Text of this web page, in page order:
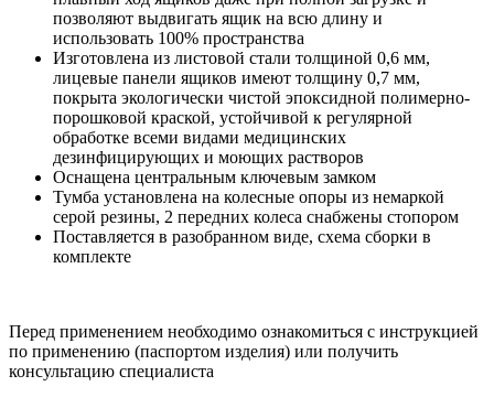
позволяют выдвигать ящик на всю длину и
использовать 100% пространства
Изготовлена из листовой стали толщиной 0,6 мм,
лицевые панели ящиков имеют толщину 0,7 мм,
покрыта экологически чистой эпоксидной полимерно-
порошковой краской, устойчивой к регулярной
обработке всеми видами медицинских
дезинфицирующих и моющих растворов
Оснащена центральным ключевым замком
Тумба установлена на колесные опоры из немаркой
серой резины, 2 передних колеса снабжены стопором
Поставляется в разобранном виде, схема сборки в
комплекте
Перед применением необходимо ознакомиться с инструкцией
по применению (паспортом изделия) или получить
консультацию специалиста